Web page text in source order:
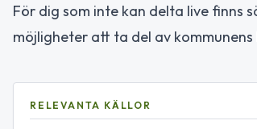
För dig som inte kan delta live finns
möjligheter att ta del av kommunens
RELEVANTA KÄLLOR